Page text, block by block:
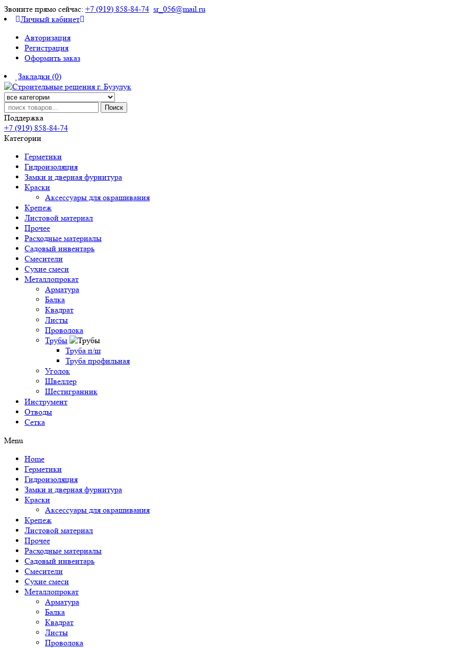
Звоните прямо сейчас: +7 (919) 858-84-74 sr_056@mail.ru
Личный кабинет
Авторизация
Регистрация
Оформить заказ
Закладки (0)
Поиск
Поддержка
+7 (919) 858-84-74
Категории
Герметики
Гидроизоляция
Замки и дверная фурнитура
Краски
Аксессуары для окрашивания
Крепеж
Листовой материал
Прочее
Расходные материалы
Садовый инвентарь
Смесители
Сухие смеси
Металлопрокат
Арматура
Балка
Квадрат
Листы
Проволока
Трубы
Труба п/ш
Труба профильная
Уголок
Швеллер
Шестигранник
Инструмент
Отводы
Сетка
Menu
Home
Герметики
Гидроизоляция
Замки и дверная фурнитура
Краски
Аксессуары для окрашивания
Крепеж
Листовой материал
Прочее
Расходные материалы
Садовый инвентарь
Смесители
Сухие смеси
Металлопрокат
Арматура
Балка
Квадрат
Листы
Проволока